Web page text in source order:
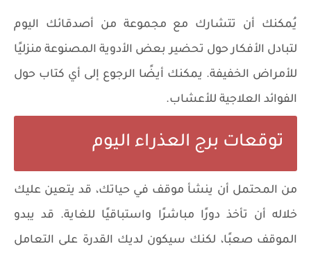
يُمكنك أن تتشارك مع مجموعة من أصدقائك اليوم
لتبادل الأفكار حول تحضير بعض الأدوية المصنوعة منزليًا
للأمراض الخفيفة. يمكنك أيضًا الرجوع إلى أي كتاب حول
الفوائد العلاجية للأعشاب.
توقعات برج العذراء اليوم
من المحتمل أن ينشأ موقف في حياتك، قد يتعين عليك
خلاله أن تأخذ دورًا مباشرًا واستباقيًا للغاية. قد يبدو
الموقف صعبًا، لكنك سيكون لديك القدرة على التعامل